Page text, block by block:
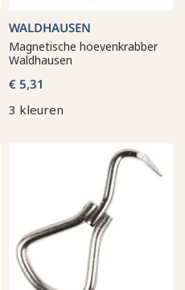
WALDHAUSEN
Magnetische hoevenkrabber
Waldhausen
€ 5,31
3 kleuren